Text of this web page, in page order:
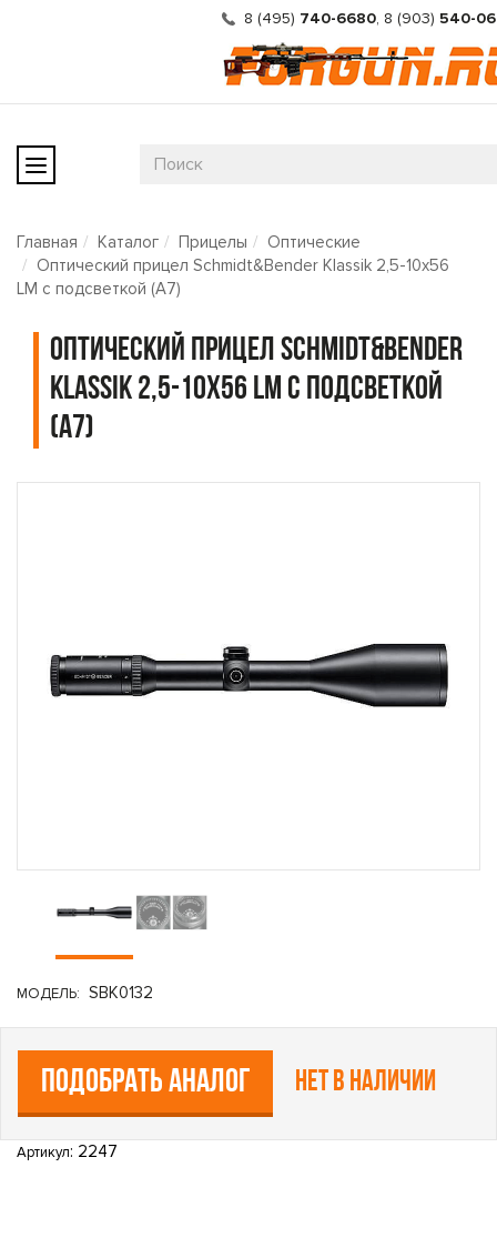
8 (495) 740-6680, 8 (903) 540-
Главная Каталог Прицелы
Оптические
Оптический прицел Schmidt&Bender Klassik 2,5-10x56
LM с подсветкой (A7)
Оптический прицел Schmidt&Bender
Klassik 2,5-10x56 LM с подсветкой
(A7)
МОДЕЛЬ: SBK0132
ПОДОБРАТЬ АНАЛОГ Нет в наличии
Артикул: 2247